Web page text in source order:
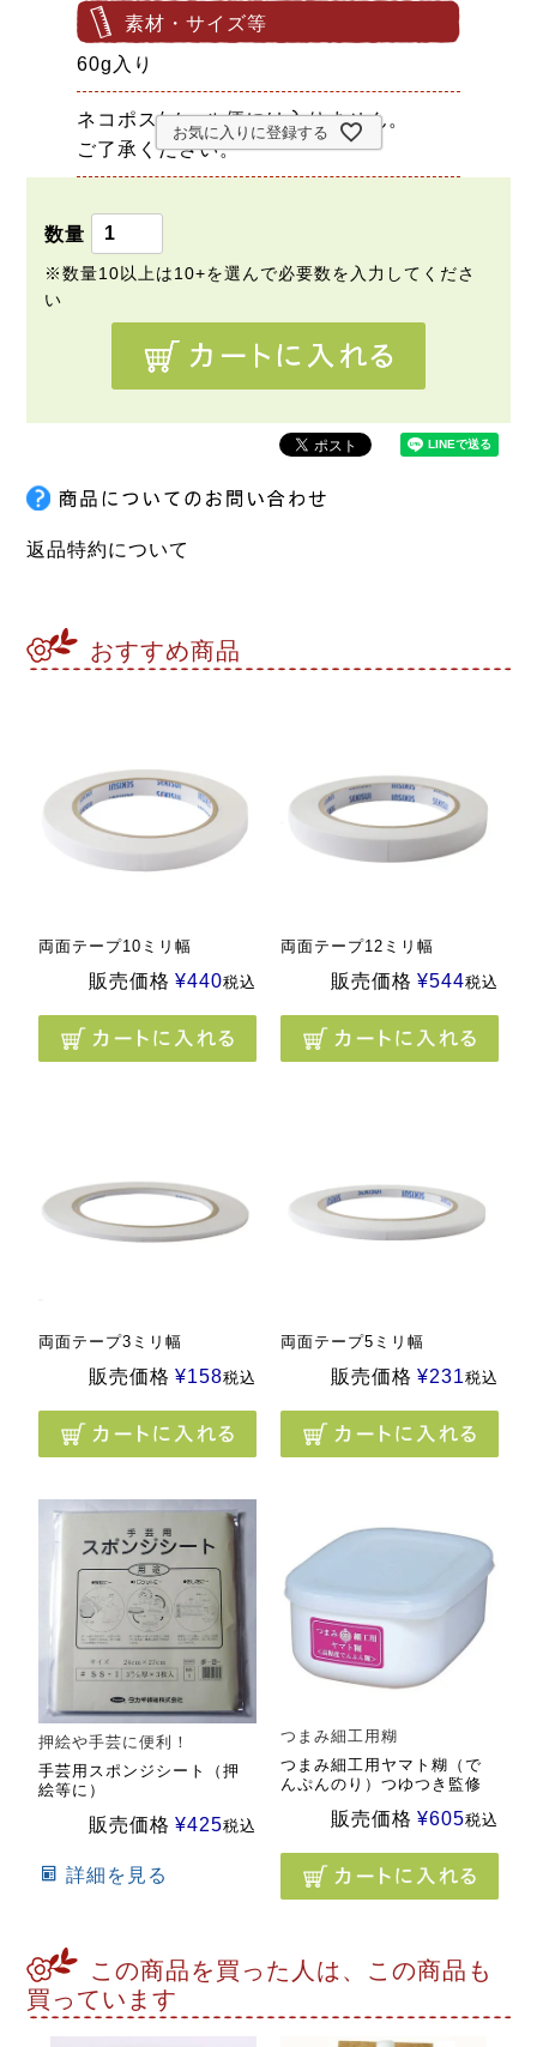
素材・サイズ等
60g入り
ネコポス/メール便には入りません。
ご了承ください。
お気に入りに登録する
返品特約について
おすすめ商品
両面テープ10ミリ幅
販売価格 ¥440税込
両面テープ12ミリ幅
販売価格 ¥544税込
両面テープ3ミリ幅
販売価格 ¥158税込
両面テープ5ミリ幅
販売価格 ¥231税込
押絵や手芸に便利！
手芸用スポンジシート（押
絵等に）
販売価格 ¥425税込
詳細を見る
つまみ細工用糊
つまみ細工用ヤマト糊（で
んぷんのり）つゆつき監修
販売価格 ¥605税込
この商品を買った人は、この商品も
買っています